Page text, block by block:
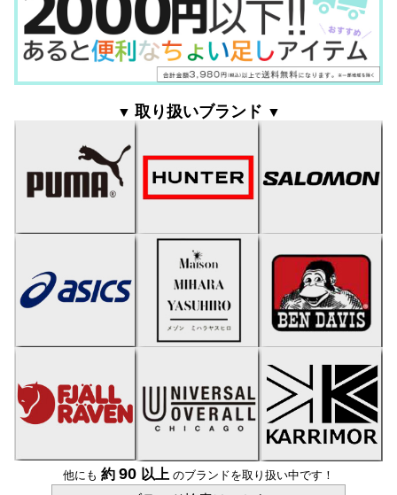
▼ 取り扱いブランド ▼
他にも 約 90 以上 のブランドを取り扱い中です！